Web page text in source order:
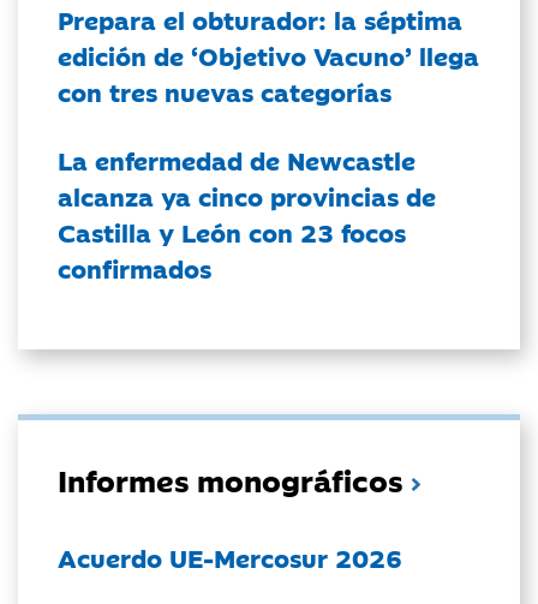
Prepara el obturador: la séptima
edición de ‘Objetivo Vacuno’ llega
con tres nuevas categorías
La enfermedad de Newcastle
alcanza ya cinco provincias de
Castilla y León con 23 focos
confirmados
Informes monográficos
Acuerdo UE-Mercosur 2026